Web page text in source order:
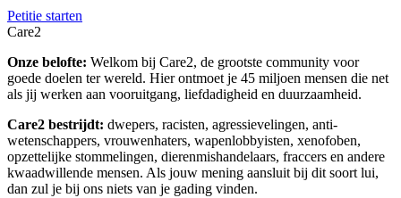
Petitie starten
Care2
Onze belofte: Welkom bij Care2, de grootste community voor
goede doelen ter wereld. Hier ontmoet je 45 miljoen mensen die net
als jij werken aan vooruitgang, liefdadigheid en duurzaamheid.
Care2 bestrijdt: dwepers, racisten, agressievelingen, anti-
wetenschappers, vrouwenhaters, wapenlobbyisten, xenofoben,
opzettelijke stommelingen, dierenmishandelaars, fraccers en andere
kwaadwillende mensen. Als jouw mening aansluit bij dit soort lui,
dan zul je bij ons niets van je gading vinden.